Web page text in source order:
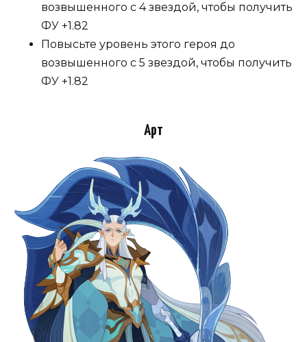
возвышенного с 4 звездой, чтобы получить
ФУ +1.82
Повысьте уровень этого героя до
возвышенного с 5 звездой, чтобы получить
ФУ +1.82
Арт